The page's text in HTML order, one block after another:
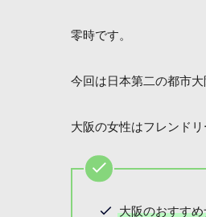
零時です。
今回は日本第二の都市
大阪の女性はフレンド
大阪のおすす